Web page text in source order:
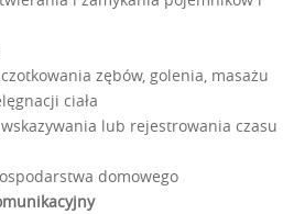
zębów, golenia, masażu
ciała
lub rejestrowania czasu
domowego